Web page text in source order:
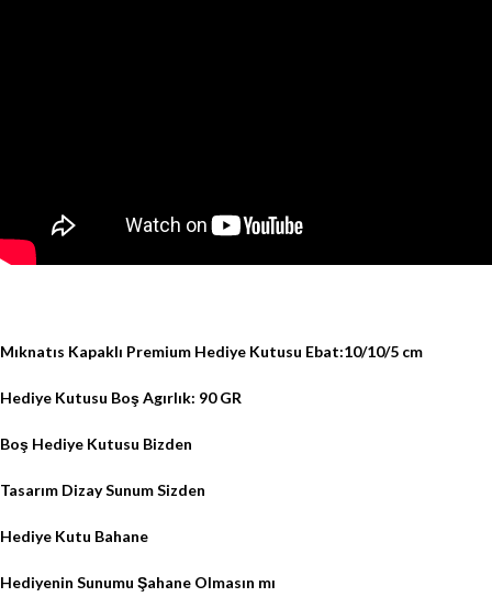
Mıknatıs Kapaklı Premium Hediye Kutusu Ebat:10/10/5 cm
Hediye Kutusu Boş Agırlık: 90 GR
Boş Hediye Kutusu Bizden
Tasarım Dizay Sunum Sizden
Hediye Kutu Bahane
Hediyenin Sunumu Şahane Olmasın mı